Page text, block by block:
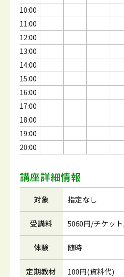
10:00
11:00
12:00
13:00
14:00
15:00
16:00
17:00
18:00
19:00
20:00
講座詳細情報
対象 指定なし
受講料 5060円/チケッ
体験 随時
定期教材 100円(資料代)